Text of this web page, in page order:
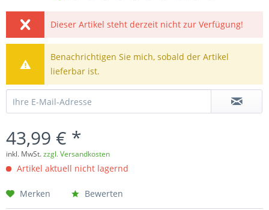
Dieser Artikel steht derzeit nicht zur Verfügung!
Benachrichtigen Sie mich, sobald der Artikel
lieferbar ist.
43,99 € *
inkl. MwSt.zzgl. Versandkosten
Artikel aktuell nicht lagernd
Merken Bewerten